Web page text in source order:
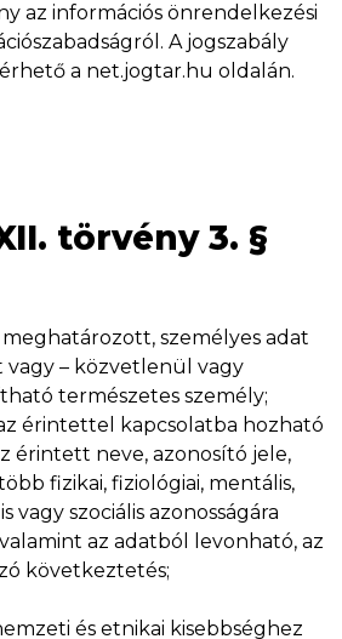
az információs önrendelkezési
A jogszabály
a net.jogtar.hu oldalán.
törvény 3. §
személyes adat
– közvetlenül vagy
természetes személy;
érintettel kapcsolatba hozható
érintett neve, azonosító jele,
fizikai, fiziológiai, mentális,
vagy szociális azonosságára
az adatból levonható, az
következtetés;
és etnikai kisebbséghez